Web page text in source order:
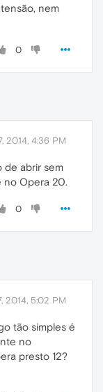
nem
0
2014, 4:36 PM
abrir sem
no Opera 20.
0
2014, 5:02 PM
tão simples é
no
presto 12?